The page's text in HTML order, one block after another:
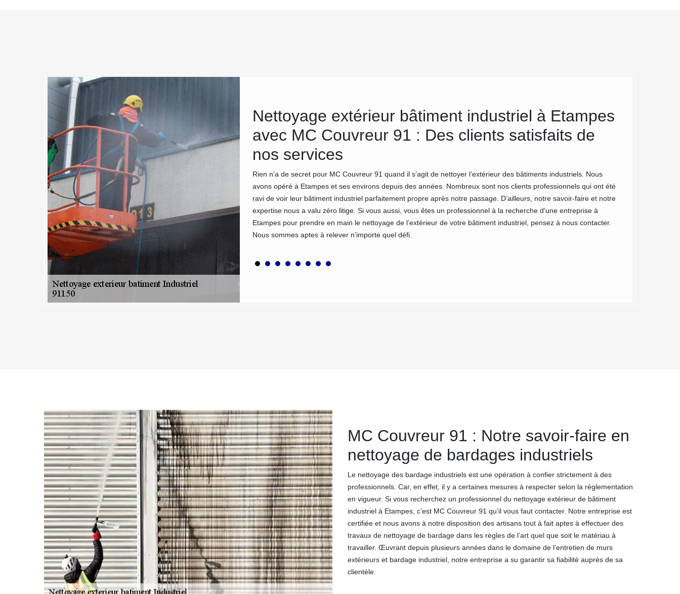
engagement et délivré en
chez MC Couvreur 91
on fait appel à un professionnel. Vous êtes décidé à confier le nettoyage
à MC Couvreur 91 ? vous êtes alors convié la remplir le formulaire de
site. C’est totalement gratuit et sans engagement. Après réception de votre
projet immédiatement. Nous vous le retournerons dans les 24h suivant
seront sur-mesure et parfaitement détaillés. Vous avez également
Nettoyage extérieur bâtiment industriel à Etampes
avec MC Couvreur 91 : Des clients satisfaits de
nos services
Rien n’a de secret pour MC Couvreur 91 quand il s’agit de nettoyer l’extérieur des bâtiments industriels. Nous
avons opéré à Etampes et ses environs depuis des années. Nombreux sont nos clients professionnels qui ont été
ravi de voir leur bâtiment industriel parfaitement propre après notre passage. D’ailleurs, notre savoir-faire et notre
expertise nous a valu zéro litige. Si vous aussi, vous êtes un professionnel à la recherche d’une entreprise à
Etampes pour prendre en main le nettoyage de l’extérieur de votre bâtiment industriel, pensez à nous contacter.
Nous sommes aptes à relever n’importe quel défi.
MC Couvreur 91 : Notre savoir-faire en
nettoyage de bardages industriels
Le nettoyage des bardage industriels est une opération à confier strictement à des
professionnels. Car, en effet, il y a certaines mesures à respecter selon la règlementation
en vigueur. Si vous recherchez un professionnel du nettoyage extérieur de bâtiment
industriel à Etampes, c’est MC Couvreur 91 qu’il vous faut contacter. Notre entreprise est
certifiée et nous avons à notre disposition des artisans tout à fait aptes à effectuer des
travaux de nettoyage de bardage dans les règles de l’art quel que soit le matériau à
travailler. Œuvrant depuis plusieurs années dans le domaine de l’entretien de murs
extérieurs et bardage industriel, notre entreprise a su garantir sa fiabilité auprès de sa
clientèle.